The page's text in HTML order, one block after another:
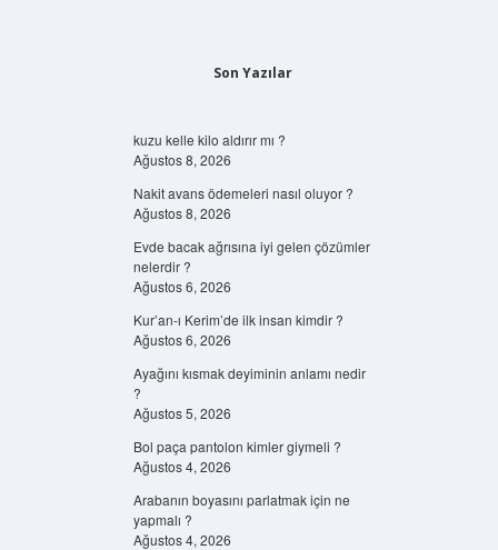
Son Yazılar
kuzu kelle kilo aldırır mı ?
Ağustos 8, 2026
Nakit avans ödemeleri nasıl oluyor ?
Ağustos 8, 2026
Evde bacak ağrısına iyi gelen çözümler
nelerdir ?
Ağustos 6, 2026
Kur’an-ı Kerim’de ilk insan kimdir ?
Ağustos 6, 2026
Ayağını kısmak deyiminin anlamı nedir
?
Ağustos 5, 2026
Bol paça pantolon kimler giymeli ?
Ağustos 4, 2026
Arabanın boyasını parlatmak için ne
yapmalı ?
Ağustos 4, 2026